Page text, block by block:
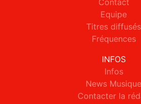
Contact
Equipe
Titres diffusés
Fréquences
INFOS
Infos
News Musique
Contacter la